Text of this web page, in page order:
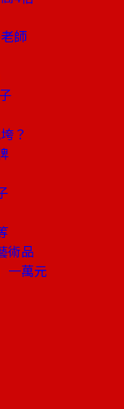
師
？
術品
一萬元